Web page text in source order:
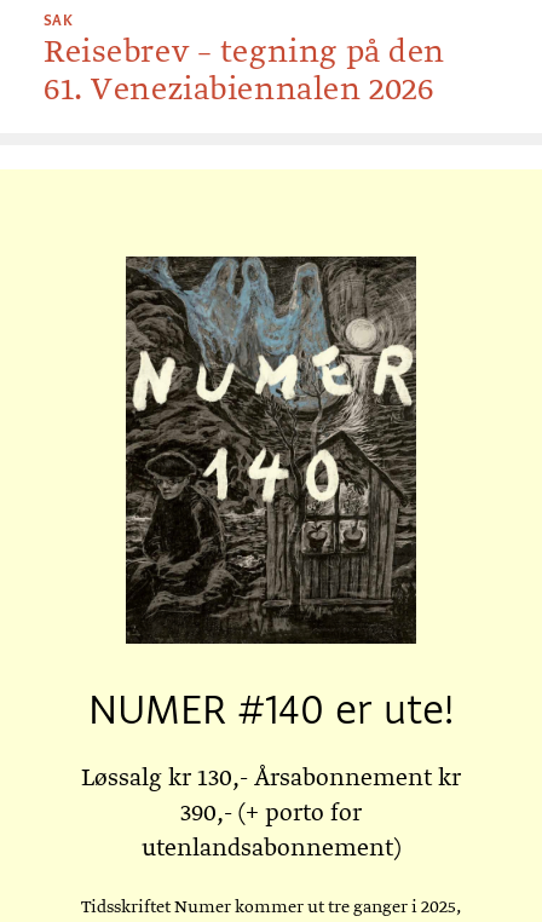
SAK
Reisebrev – tegning på den
61. Veneziabiennalen 2026
NUMER #140 er ute!
Løssalg kr 130,- Årsabonnement kr
390,- (+ porto for
utenlandsabonnement)
Tids­skriftet Numer kommer ut tre ganger i 2025,